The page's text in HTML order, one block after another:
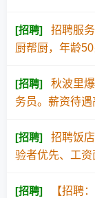
[招聘]
招聘服
厨帮厨，年龄
[招聘]
秋波里
务员。薪资待遇
[招聘]
招聘饭
验者优先、工资
[招聘]
【招聘